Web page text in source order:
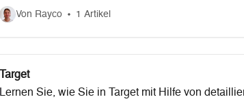
Von Rayco 1 Artikel
Target
Lernen Sie, wie Sie in Target mit Hilfe von